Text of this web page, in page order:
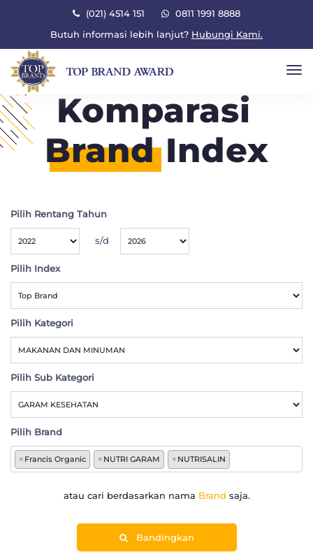
(021) 4514 151
0811 1991 8888
Butuh informasi lebih lanjut? Hubungi Kami.
Komparasi
Brand Index
Pilih Rentang Tahun
s/d
Pilih Index
Pilih Kategori
Pilih Sub Kategori
Pilih Brand
× Francis Organic × NUTRI GARAM × NUTRISALIN
atau cari berdasarkan nama Brand saja.
Bandingkan